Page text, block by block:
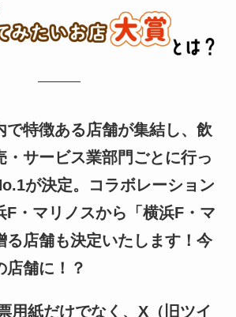
で特徴ある店舗が集結し、飲
・サービス業部門ごとに行っ
が決定。コラボレーション
F・マリノスから「横浜F・マ
る店舗も決定いたします！今
店舗に！？
用紙だけでなく、X（旧ツイ